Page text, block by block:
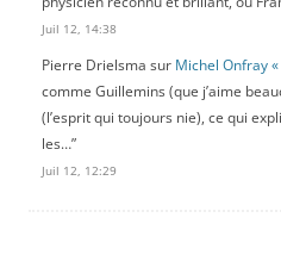
Juil 12, 14:38
Pierre Drielsma sur Michel Onfray
comme Guillemins (que j’aime
(l’esprit qui toujours nie), ce qui
les…”
Juil 12, 12:29